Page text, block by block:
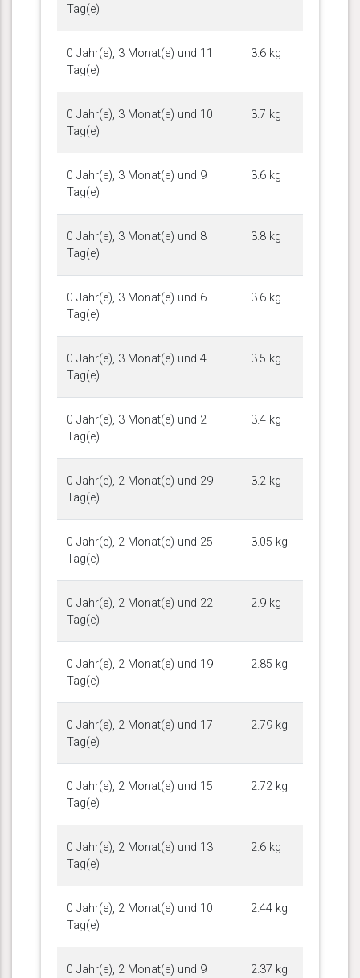
Tag(e)
0 Jahr(e), 3 Monat(e) und 11
Tag(e)
3.6 kg
0 Jahr(e), 3 Monat(e) und 10
Tag(e)
3.7 kg
0 Jahr(e), 3 Monat(e) und 9
Tag(e)
3.6 kg
0 Jahr(e), 3 Monat(e) und 8
Tag(e)
3.8 kg
0 Jahr(e), 3 Monat(e) und 6
Tag(e)
3.6 kg
0 Jahr(e), 3 Monat(e) und 4
Tag(e)
3.5 kg
0 Jahr(e), 3 Monat(e) und 2
Tag(e)
3.4 kg
0 Jahr(e), 2 Monat(e) und 29
Tag(e)
3.2 kg
0 Jahr(e), 2 Monat(e) und 25
Tag(e)
3.05 kg
0 Jahr(e), 2 Monat(e) und 22
Tag(e)
2.9 kg
0 Jahr(e), 2 Monat(e) und 19
Tag(e)
2.85 kg
0 Jahr(e), 2 Monat(e) und 17
Tag(e)
2.79 kg
0 Jahr(e), 2 Monat(e) und 15
Tag(e)
2.72 kg
0 Jahr(e), 2 Monat(e) und 13
Tag(e)
2.6 kg
0 Jahr(e), 2 Monat(e) und 10
Tag(e)
2.44 kg
0 Jahr(e), 2 Monat(e) und 9
2.37 kg